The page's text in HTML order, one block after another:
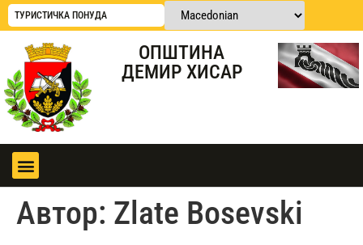
ТУРИСТИЧКА ПОНУДА
ОПШТИНА
ДЕМИР ХИСАР
Автор: Zlate Bosevski